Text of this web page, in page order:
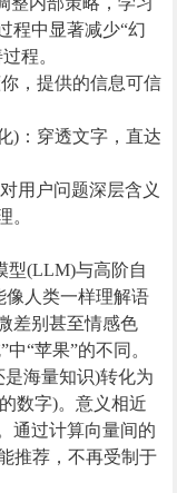
程中显著减少“幻
程。
，提供的信息可信
)：穿透文字，直达
用户问题深层含义
。
型(LLM)与高阶自
像人类一样理解语
差别甚至情感色
“苹果”的不同。
海量知识)转化为
数字)。意义相近
通过计算向量间的
推荐，不再受制于